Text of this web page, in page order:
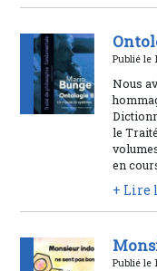
Publié le
Nous
le
en
+ Lire
Publié le